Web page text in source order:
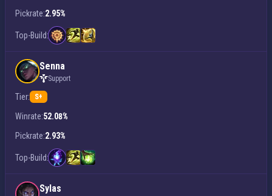
Pickrate:2.95%
Top-Build:
Senna
Support
Tier: S+
Winrate:52.08%
Pickrate:2.93%
Top-Build:
Sylas